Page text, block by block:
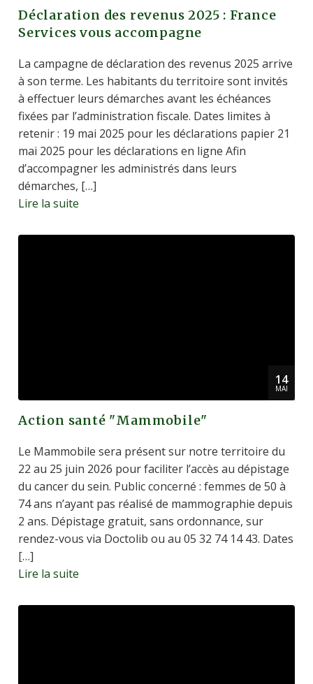
Déclaration des revenus 2025 : France
Services vous accompagne
La campagne de déclaration des revenus 2025 arrive
à son terme. Les habitants du territoire sont invités
à effectuer leurs démarches avant les échéances
fixées par l’administration fiscale. Dates limites à
retenir : 19 mai 2025 pour les déclarations papier 21
mai 2025 pour les déclarations en ligne Afin
d’accompagner les administrés dans leurs
démarches, […]
Lire la suite
14
MAI
Action santé "Mammobile"
Le Mammobile sera présent sur notre territoire du
22 au 25 juin 2026 pour faciliter l’accès au dépistage
du cancer du sein. Public concerné : femmes de 50 à
74 ans n’ayant pas réalisé de mammographie depuis
2 ans. Dépistage gratuit, sans ordonnance, sur
rendez-vous via Doctolib ou au 05 32 74 14 43. Dates
[…]
Lire la suite